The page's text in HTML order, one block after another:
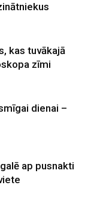
kas tuvākajā
zīmi
dienai –
ap pusnakti